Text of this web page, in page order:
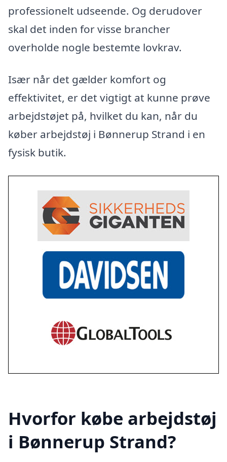
professionelt udseende. Og derudover
skal det inden for visse brancher
overholde nogle bestemte lovkrav.
Især når det gælder komfort og
effektivitet, er det vigtigt at kunne prøve
arbejdstøjet på, hvilket du kan, når du
køber arbejdstøj i Bønnerup Strand i en
fysisk butik.
Hvorfor købe arbejdstøj
i Bønnerup Strand?